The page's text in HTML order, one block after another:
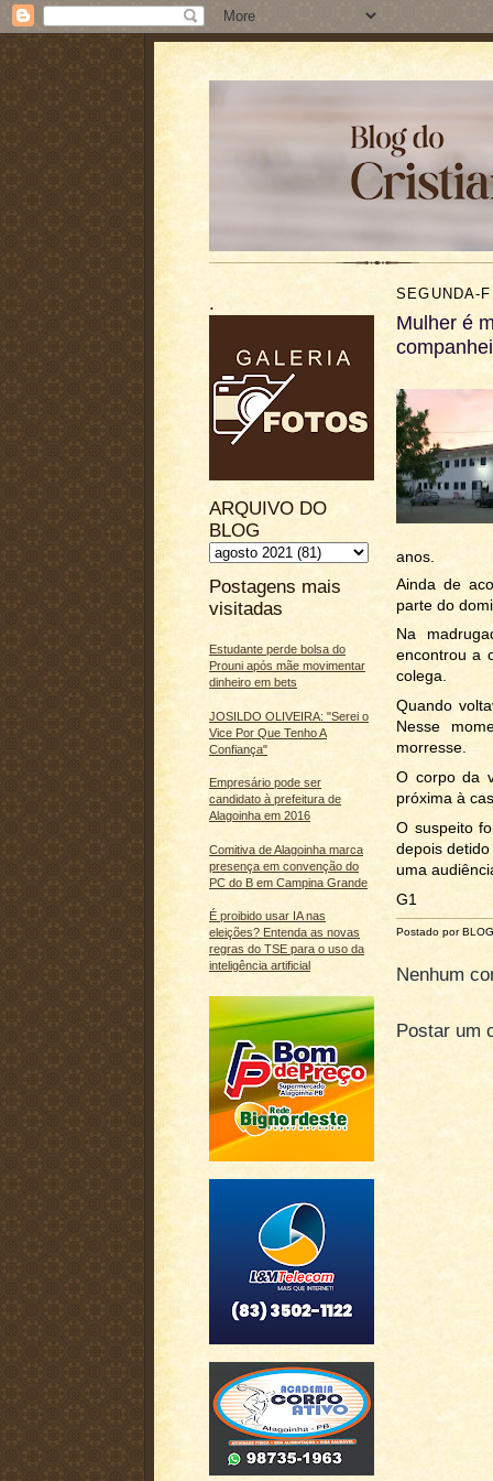
.
ARQUIVO DO
BLOG
Postagens mais
visitadas
Estudante perde bolsa do
Prouni após mãe movimentar
dinheiro em bets
JOSILDO OLIVEIRA: "Serei o
Vice Por Que Tenho A
Confiança"
Empresário pode ser
candidato à prefeitura de
Alagoinha em 2016
Comitiva de Alagoinha marca
presença em convenção do
PC do B em Campina Grande
É proibido usar IA nas
eleições? Entenda as novas
regras do TSE para o uso da
inteligência artificial
SEGUNDA-
Mulher é
anos.
Ainda de
parte do
Na
encontrou a
colega.
Quando
Nesse
morresse.
O corpo da
próxima à
O suspeito
depois
uma
G1
Postado por
Nenhum
Postar um